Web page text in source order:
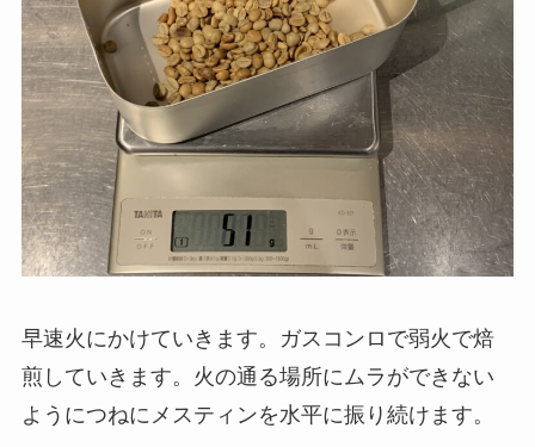
早速火にかけていきます。ガスコンロで弱火で焙
煎していきます。火の通る場所にムラができない
ようにつねに メスティンを水平に振り続けます。